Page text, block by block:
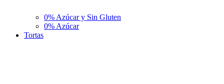
0% Azúcar y Sin Gluten
0% Azúcar
Tortas